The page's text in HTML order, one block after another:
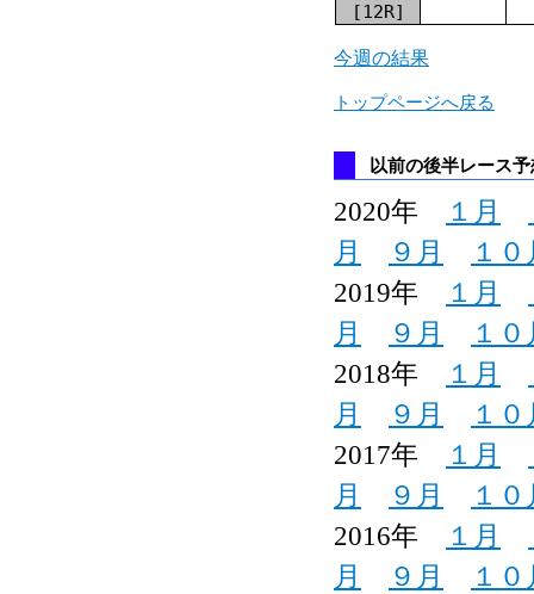
[12R]
今週の結果
トップページへ戻る
以前の後半レース
2020年 １月
月
９月
１０
2019年
１月
月
９月
１０
2018年
１月
月
９月
１０
2017年
１月
月
９月
１０
2016年
１月
月
９月 １０